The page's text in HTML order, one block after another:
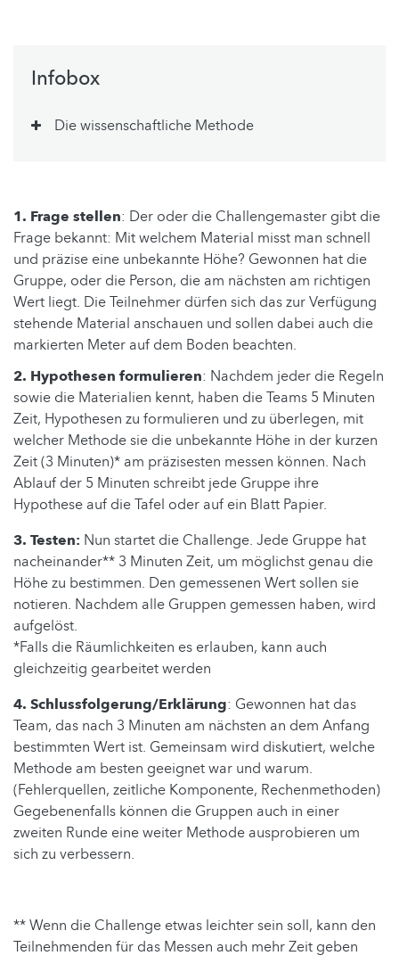
Infobox
Die wissenschaftliche Methode
1. Frage stellen: Der oder die Challengemaster gibt die
Frage bekannt: Mit welchem Material misst man schnell
und präzise eine unbekannte Höhe? Gewonnen hat die
Gruppe, oder die Person, die am nächsten am richtigen
Wert liegt. Die Teilnehmer dürfen sich das zur Verfügung
stehende Material anschauen und sollen dabei auch die
markierten Meter auf dem Boden beachten.
2. Hypothesen formulieren: Nachdem jeder die Regeln
sowie die Materialien kennt, haben die Teams 5 Minuten
Zeit, Hypothesen zu formulieren und zu überlegen, mit
welcher Methode sie die unbekannte Höhe in der kurzen
Zeit (3 Minuten)* am präzisesten messen können. Nach
Ablauf der 5 Minuten schreibt jede Gruppe ihre
Hypothese auf die Tafel oder auf ein Blatt Papier.
3. Testen: Nun startet die Challenge. Jede Gruppe hat
nacheinander** 3 Minuten Zeit, um möglichst genau die
Höhe zu bestimmen. Den gemessenen Wert sollen sie
notieren. Nachdem alle Gruppen gemessen haben, wird
aufgelöst.
*Falls die Räumlichkeiten es erlauben, kann auch
gleichzeitig gearbeitet werden
4. Schlussfolgerung/Erklärung: Gewonnen hat das
Team, das nach 3 Minuten am nächsten an dem Anfang
bestimmten Wert ist. Gemeinsam wird diskutiert, welche
Methode am besten geeignet war und warum.
(Fehlerquellen, zeitliche Komponente, Rechenmethoden)
Gegebenenfalls können die Gruppen auch in einer
zweiten Runde eine weiter Methode ausprobieren um
sich zu verbessern.
** Wenn die Challenge etwas leichter sein soll, kann den
Teilnehmenden für das Messen auch mehr Zeit geben